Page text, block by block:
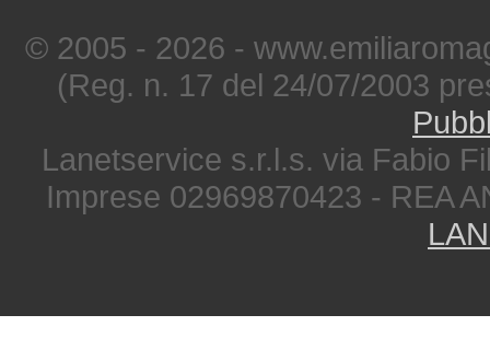
© 2005 - 2026 -
(Reg. n. 17 del 24/07/2003
Lanetservice s.r.l.s. via Fabio
Imprese 02969870423 - REA